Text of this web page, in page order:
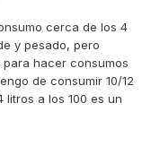
cerca de los 4
y pesado, pero
hacer consumos
de consumir 10/12
a los 100 es un